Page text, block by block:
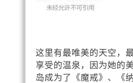
这里有最唯美的天空，
享受的温泉，因为她的
岛成为了《魔戒》、《